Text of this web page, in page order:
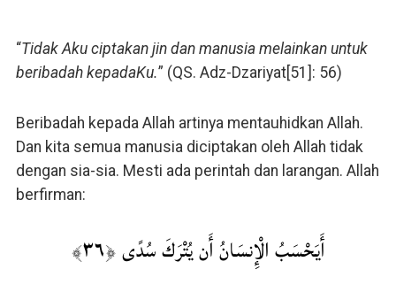
“Tidak Aku ciptakan jin dan manusia melainkan untuk
beribadah kepadaKu.” (QS. Adz-Dzariyat[51]: 56)
Beribadah kepada Allah artinya mentauhidkan Allah.
Dan kita semua manusia diciptakan oleh Allah tidak
dengan sia-sia. Mesti ada perintah dan larangan. Allah
berfirman:
أَيَحْسَبُ الْإِنسَانُ أَن يُتْرَكَ سُدًى ﴿٣٦﴾